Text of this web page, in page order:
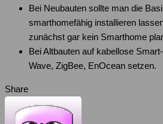
Bei Neubauten sollte man die
smarthomefähig installieren
zunächst gar kein Smarthome
Bei Altbauten auf kabellose
Wave, ZigBee, EnOcean setzen.
Share